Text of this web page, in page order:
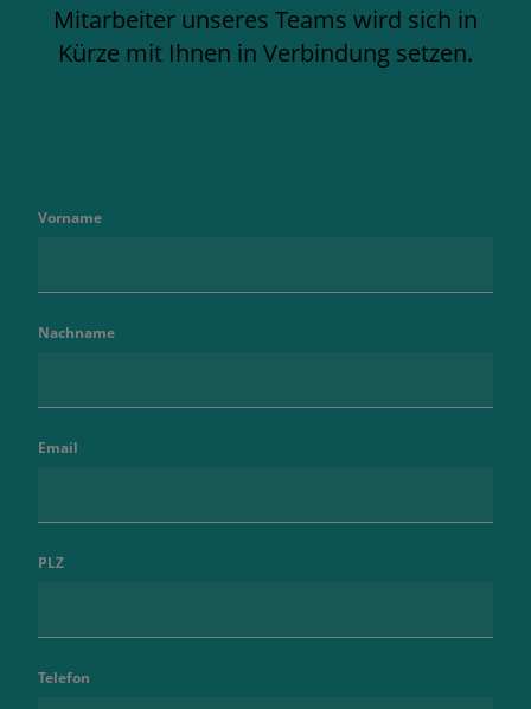
Mitarbeiter unseres Teams wird sich in
Kürze mit Ihnen in Verbindung setzen.
Vorname
Nachname
Email
PLZ
Telefon